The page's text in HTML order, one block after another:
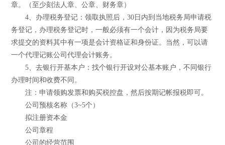
章。（至少刻法人章、公章、财务章）
4、办理税务登记：领取执照后，30日内到当地税务局申请税
务登记，办理税务登记时，一般必须有一个会计，因为税务局要
求提交的资料其中有一项是会计资格证和身份证。当然，可以请
一个代理记账公司代理会计账务。
5、去银行开基本户：找个银行开设对公基本账户，不同银行
办理时间和收费不同。
注：申请领购发票和购买税控盘，然后按期记帐报税即可。
公司预核名称（3~5个）
拟注册资本金
公司章程
公司的经营范围